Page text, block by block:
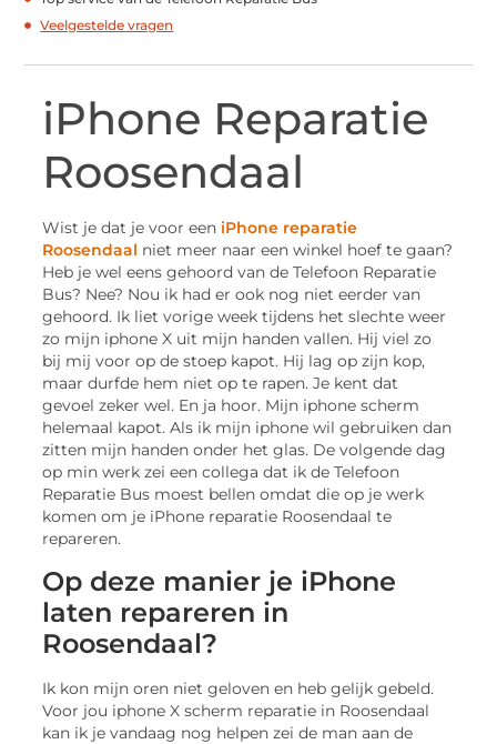
Veelgestelde vragen
iPhone Reparatie
Roosendaal
Wist je dat je voor een iPhone reparatie
Roosendaal niet meer naar een winkel hoef te gaan?
Heb je wel eens gehoord van de Telefoon Reparatie
Bus? Nee? Nou ik had er ook nog niet eerder van
gehoord. Ik liet vorige week tijdens het slechte weer
zo mijn iphone X uit mijn handen vallen. Hij viel zo
bij mij voor op de stoep kapot. Hij lag op zijn kop,
maar durfde hem niet op te rapen. Je kent dat
gevoel zeker wel. En ja hoor. Mijn iphone scherm
helemaal kapot. Als ik mijn iphone wil gebruiken dan
zitten mijn handen onder het glas. De volgende dag
op min werk zei een collega dat ik de Telefoon
Reparatie Bus moest bellen omdat die op je werk
komen om je iPhone reparatie Roosendaal te
repareren.
Op deze manier je iPhone
laten repareren in
Roosendaal?
Ik kon mijn oren niet geloven en heb gelijk gebeld.
Voor jou iphone X scherm reparatie in Roosendaal
kan ik je vandaag nog helpen zei de man aan de